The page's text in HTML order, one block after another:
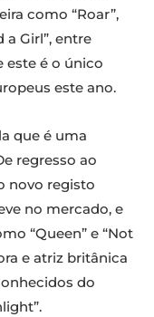
como “Roar”,
a Girl”, entre
este é o único
este ano.
que é uma
regresso ao
novo registo
no mercado, e
“Queen” e “Not
e atriz britânica
do